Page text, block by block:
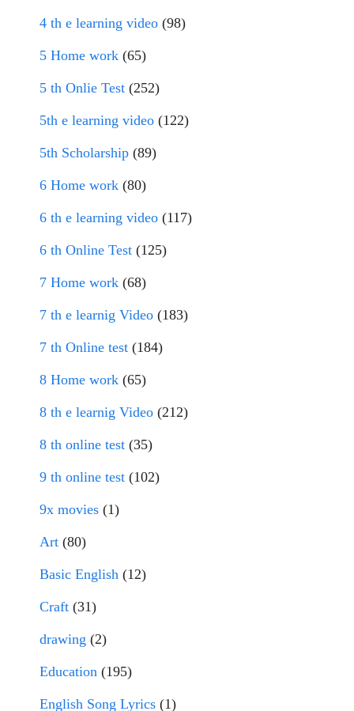
4 th e learning video (98)
5 Home work (65)
5 th Onlie Test (252)
5th e learning video (122)
5th Scholarship (89)
6 Home work (80)
6 th e learning video (117)
6 th Online Test (125)
7 Home work (68)
7 th e learnig Video (183)
7 th Online test (184)
8 Home work (65)
8 th e learnig Video (212)
8 th online test (35)
9 th online test (102)
9x movies (1)
Art (80)
Basic English (12)
Craft (31)
drawing (2)
Education (195)
English Song Lyrics (1)